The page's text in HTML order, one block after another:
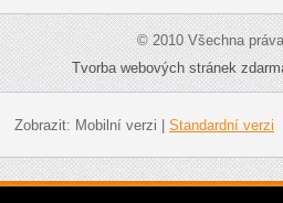
© 2010 Všechna
Tvorba webových stránek
Zobrazit: Mobilní verzi Standardní verzi